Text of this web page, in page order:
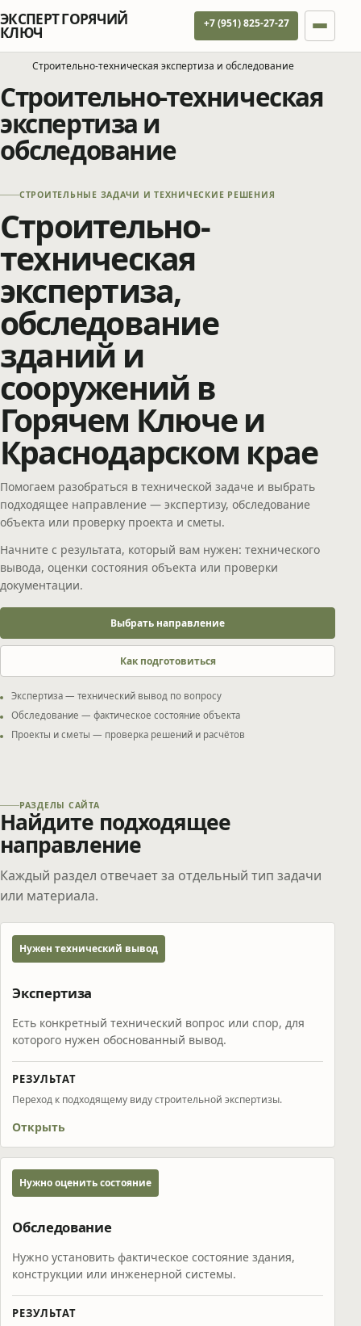
ЭКСПЕРТ ГОРЯЧИЙ
КЛЮЧ
+7 (951) 825-27-27
Строительно-техническая экспертиза и обследование
Строительно-техническая
экспертиза и
обследование
СТРОИТЕЛЬНЫЕ ЗАДАЧИ И ТЕХНИЧЕСКИЕ РЕШЕНИЯ
Строительно-
техническая
экспертиза,
обследование
зданий и
сооружений в
Горячем Ключе и
Краснодарском крае
Помогаем разобраться в технической задаче и выбрать
подходящее направление — экспертизу, обследование
объекта или проверку проекта и сметы.
Начните с результата, который вам нужен: технического
вывода, оценки состояния объекта или проверки
документации.
Выбрать направление
Как подготовиться
Экспертиза — технический вывод по вопросу
Обследование — фактическое состояние объекта
Проекты и сметы — проверка решений и расчётов
РАЗДЕЛЫ САЙТА
Найдите подходящее
направление
Каждый раздел отвечает за отдельный тип задачи
или материала.
Нужен технический вывод
Экспертиза
Есть конкретный технический вопрос или спор, для
которого нужен обоснованный вывод.
РЕЗУЛЬТАТ
Переход к подходящему виду строительной экспертизы.
Открыть
Нужно оценить состояние
Обследование
Нужно установить фактическое состояние здания,
конструкции или инженерной системы.
РЕЗУЛЬТАТ